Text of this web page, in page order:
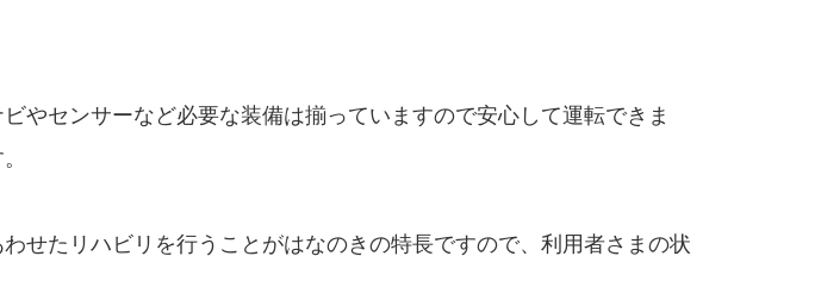
やセンサーなど必要な装備は揃っていますので安心して運転できま
せたリハビリを行うことがはなのきの特長ですので、利用者さまの状